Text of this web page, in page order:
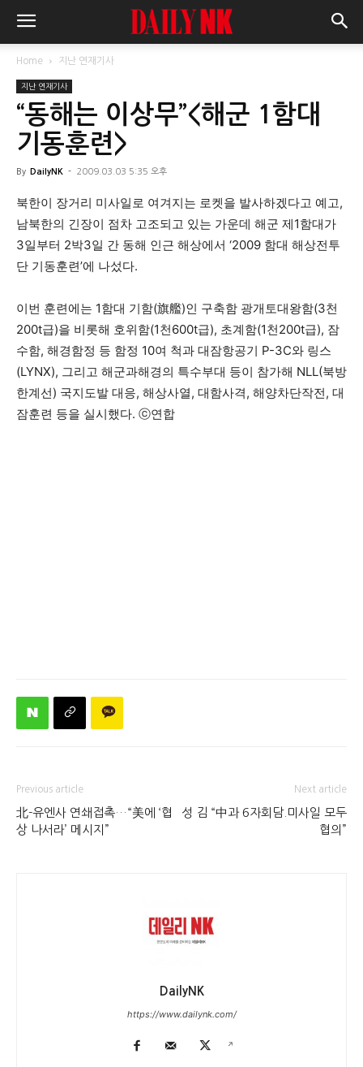
Home 지난 연재기사
지난 연재기사
“동해는 이상무”<해군 1함대
기동훈련>
By DailyNK - 2009.03.03 5:35 오후
북한이 장거리 미사일로 여겨지는 로켓을 발사하겠다고 예고,
남북한의 긴장이 점차 고조되고 있는 가운데 해군 제1함대가
3일부터 2박3일 간 동해 인근 해상에서 ‘2009 함대 해상전투
단 기동훈련’에 나섰다.
이번 훈련에는 1함대 기함(旗艦)인 구축함 광개토대왕함(3천
200t급)을 비롯해 호위함(1천600t급), 초계함(1천200t급), 잠
수함, 해경함정 등 함정 10여 척과 대잠항공기 P-3C와 링스
(LYNX), 그리고 해군과해경의 특수부대 등이 참가해 NLL(북방
한계선) 국지도발 대응, 해상사열, 대함사격, 해양차단작전, 대
잠훈련 등을 실시했다. ⓒ연합
Previous article
北-유엔사 연쇄접촉…“美에 ‘협
상 나서라’ 메시지”
Next article
성 김 “中과 6자회담.미사일 모두
협의”
DailyNK
https://www.dailynk.com/